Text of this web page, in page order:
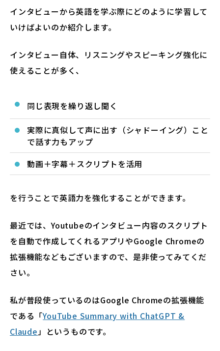
インタビューから英語を学ぶ際にどのように学習して
いけばよいのか紹介します。
インタビュー自体、リスニングやスピーキング強化に
使えることが多く、
同じ表現を繰り返し聞く
実際に真似して声に出す（シャドーイング）こと
で話す力もアップ
動画＋字幕＋スクリプトを活用
を行うことで英語力を強化することができます。
最近では、Youtubeのインタビュー内容のスクリプト
を自動で作成してくれるアプリやGoogle Chromeの
拡張機能などもございますので、是非使ってみてくだ
さい。
私が普段使っているのはGoogle Chromeの拡張機能
である「YouTube Summary with ChatGPT &
Claude」というものです。